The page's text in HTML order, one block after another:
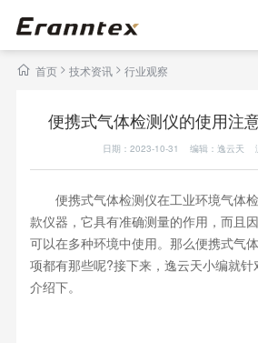
首页> 技术资讯 > 行业观察
便携式气体检测仪的使用注
日期：2023-10-31 编辑：逸云天
便携式气体检测仪在工业环境气体
款仪器，它具有准确测量的作用，而且
可以在多种环境中使用。那么便携式气
项都有那些呢?接下来，逸云天小编就
介绍下。